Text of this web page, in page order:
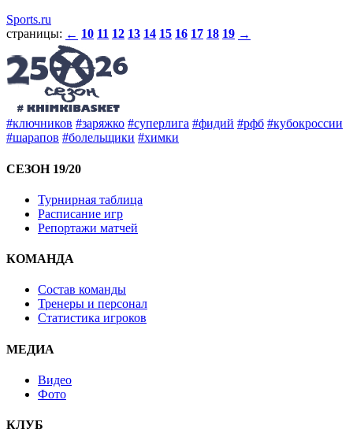
Sports.ru
страницы: ← 10 11 12 13 14 15 16 17 18 19 →
#ключников #заряжко #суперлига #фидий #рфб #кубокроссии
#шарапов #болельщики #химки
СЕЗОН 19/20
Турнирная таблица
Расписание игр
Репортажи матчей
КОМАНДА
Состав команды
Тренеры и персонал
Статистика игроков
МЕДИА
Видео
Фото
КЛУБ